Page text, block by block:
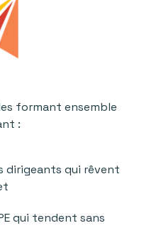
formant ensemble
:
dirigeants qui rêvent
qui tendent sans